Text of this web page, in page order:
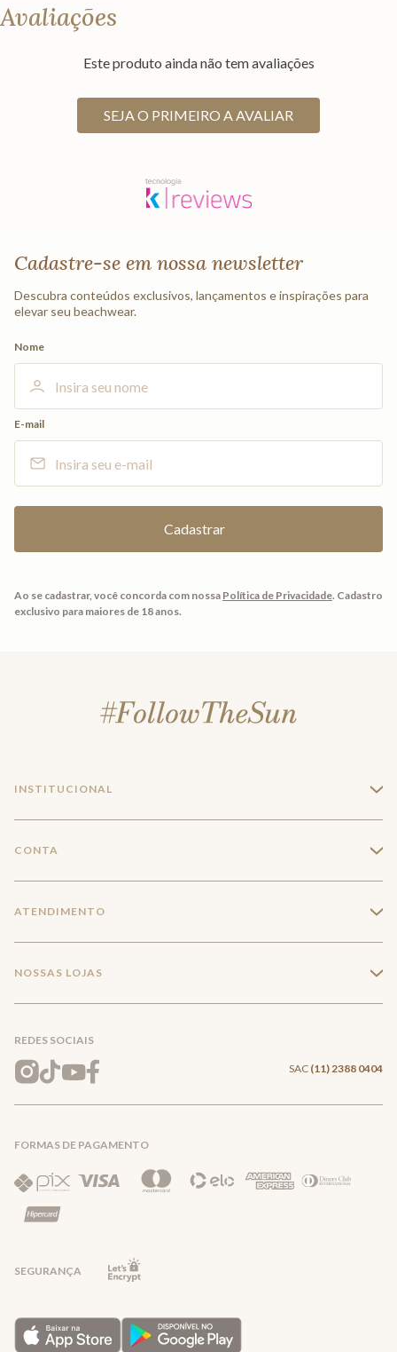
Avaliações
Este produto ainda não tem avaliações
SEJA O PRIMEIRO A AVALIAR
Cadastre-se em nossa newsletter
Descubra conteúdos exclusivos, lançamentos e inspirações para
elevar seu beachwear.
Nome
E-mail
Ao se cadastrar, você concorda com nossa Política de Privacidade. Cadastro
exclusivo para maiores de 18 anos.
INSTITUCIONAL +
Trabalhe conosco
Mapa do Site
CONTA +
Meus pedidos
Wishlist
ATENDIMENTO +
Entrega e Frete
Trocas e Devoluções
Política de Privacidade
NOSSAS LOJAS +
REDES SOCIAIS
SAC (11) 2388 0404
FORMAS DE PAGAMENTO
SEGURANÇA